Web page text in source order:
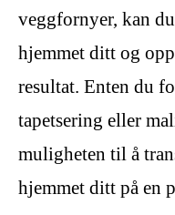
veggfornyer, kan
hjemmet ditt og
resultat. Enten du
tapetsering eller
muligheten til å
hjemmet ditt på en